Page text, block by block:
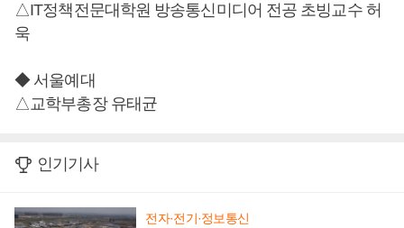
△IT정책전문대학원 방송통신미디어 전공 초빙교수 허
욱
◆ 서울예대
△교학부총장 유태균
인기기사
전자·전기·정보통신